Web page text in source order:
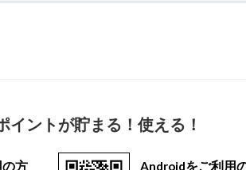
イントが貯まる！使える！
の方 Androidをご利用